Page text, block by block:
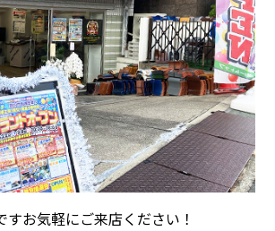
すお気軽にご来店ください！